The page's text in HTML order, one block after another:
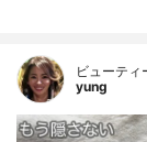
ビューテ
yung